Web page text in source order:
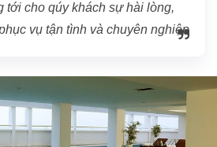
tới cho qúy khách sự hài lòng,
vụ tận tình và chuyên nghiệp